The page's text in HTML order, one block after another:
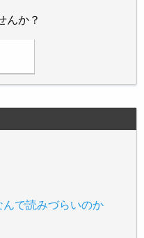
んか？
で読みづらいのか